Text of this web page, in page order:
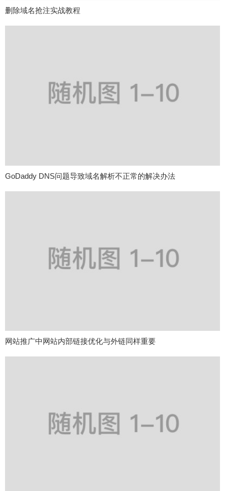
删除域名抢注实战教程
GoDaddy DNS问题导致域名解析不正常的解决办法
网站推广中网站内部链接优化与外链同样重要